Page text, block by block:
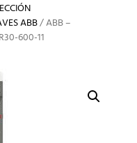
ABB/ ABB –
600-11